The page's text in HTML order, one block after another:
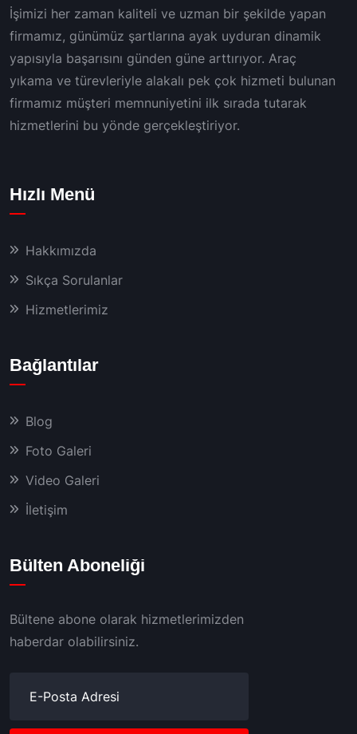
İşimizi her zaman kaliteli ve uzman bir şekilde yapan
firmamız, günümüz şartlarına ayak uyduran dinamik
yapısıyla başarısını günden güne arttırıyor. Araç
yıkama ve türevleriyle alakalı pek çok hizmeti bulunan
firmamız müşteri memnuniyetini ilk sırada tutarak
hizmetlerini bu yönde gerçekleştiriyor.
Hızlı Menü
Hakkımızda
Sıkça Sorulanlar
Hizmetlerimiz
Bağlantılar
Blog
Foto Galeri
Video Galeri
İletişim
Bülten Aboneliği
Bültene abone olarak hizmetlerimizden
haberdar olabilirsiniz.